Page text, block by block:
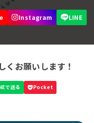
くお願いします！